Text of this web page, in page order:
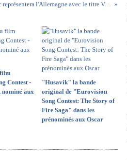
Ben Dolic représentera l'Allemagne avec le titre Violent thing
Contest -
nominé aux
"Husavik" la bande
original de "Eurovision
Song Contest: The Story of
Fire Saga" dans les
prénominés aux Oscar